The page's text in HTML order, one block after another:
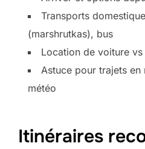
Transports
(marshrutkas), bus
Location de voiture
Astuce pour trajets
météo
Itinéraires